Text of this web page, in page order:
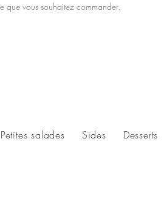
que vous souhaitez commander.
Petites salades Sides Desserts